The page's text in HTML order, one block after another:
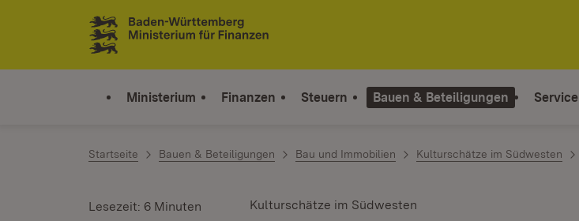
Zum Inhalt springen
Link zur Startseite
Ministerium Finanzen Steuern Bauen & Beteiligungen Service
Startseite Bauen & Beteiligungen Bau und Immobilien Kulturschätze im Südwesten
Kulturschätze im Südwesten
Lesezeit: 6 Minuten